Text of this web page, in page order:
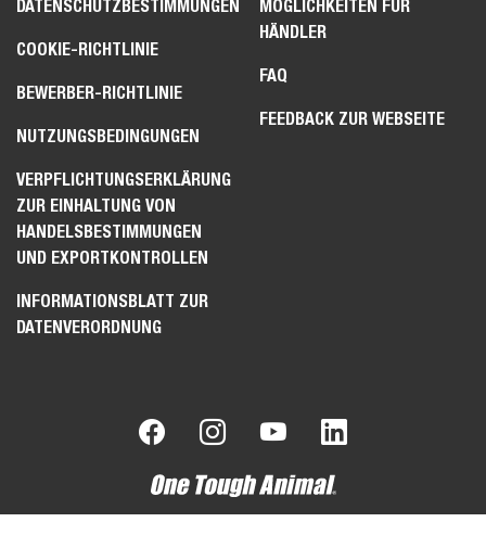
DATENSCHUTZBESTIMMUNGEN
COOKIE-RICHTLINIE
BEWERBER-RICHTLINIE
NUTZUNGSBEDINGUNGEN
VERPFLICHTUNGSERKLÄRUNG
ZUR EINHALTUNG VON
HANDELSBESTIMMUNGEN
UND EXPORTKONTROLLEN
INFORMATIONSBLATT ZUR
DATENVERORDNUNG
MÖGLICHKEITEN FÜR
HÄNDLER
FAQ
FEEDBACK ZUR WEBSEITE